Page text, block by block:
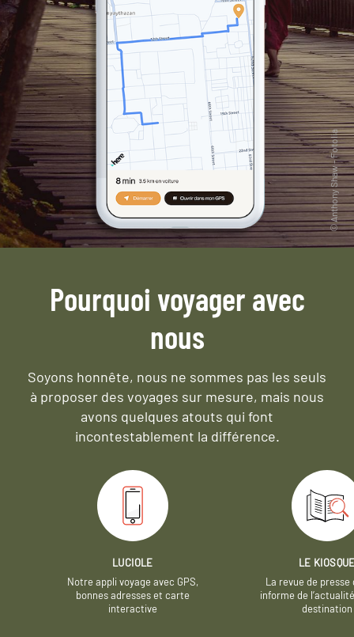
Pourquoi voyager avec
nous
Soyons honnête, nous ne sommes pas les seuls
à proposer des voyages sur mesure, mais nous
avons quelques atouts qui font
incontestablement la différence.
LUCIOLE
Notre appli voyage avec GPS,
bonnes adresses et carte
interactive
LE
La revue de presse
informe de
destination